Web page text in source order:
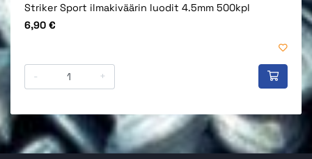
Striker Sport ilmakiväärin luodit 4.5mm 500kpl
Hinta
6,90 €
- +